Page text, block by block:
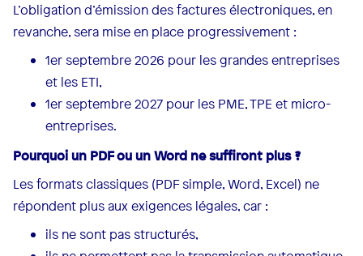
L’obligation d’émission des factures électroniques, en
revanche, sera mise en place progressivement :
1er septembre 2026 pour les grandes entreprises
et les ETI,
1er septembre 2027 pour les PME, TPE et micro-
entreprises.
Pourquoi un PDF ou un Word ne suffiront plus ?
Les formats classiques (PDF simple, Word, Excel) ne
répondent plus aux exigences légales, car :
ils ne sont pas structurés,